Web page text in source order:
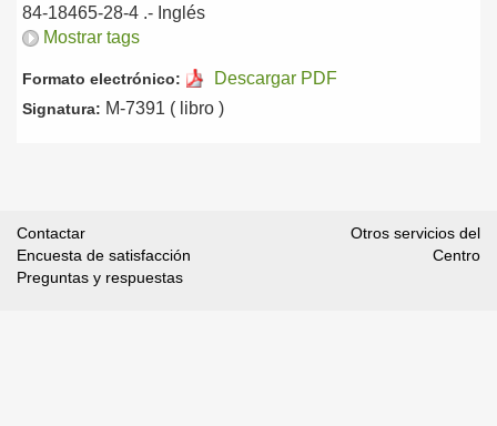
84-18465-28-4 .- Inglés
Mostrar tags
Formato electrónico: Descargar PDF
Signatura: M-7391 ( libro )
Contactar
Encuesta de satisfacción
Preguntas y respuestas
Otros servicios del
Centro